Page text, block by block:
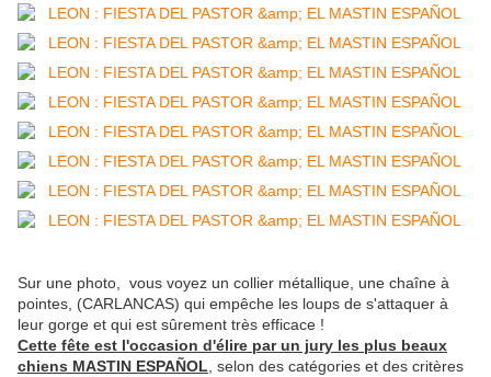
Sur une photo, vous voyez un collier métallique, une chaîne à
pointes, (CARLANCAS) qui empêche les loups de s'attaquer à
leur gorge et qui est sûrement très efficace !
Cette fête est l'occasion d'élire par un jury les plus beaux
chiens MASTIN ESPAÑOL , selon des catégories et des critères